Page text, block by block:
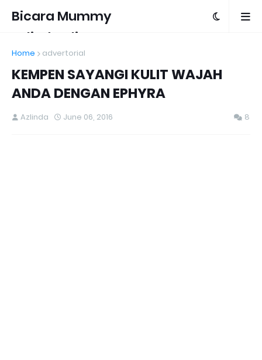
Bicara Mummy
Azlinda Alin
Home advertorial
KEMPEN SAYANGI KULIT WAJAH
ANDA DENGAN EPHYRA
Azlinda June 06, 2016 8